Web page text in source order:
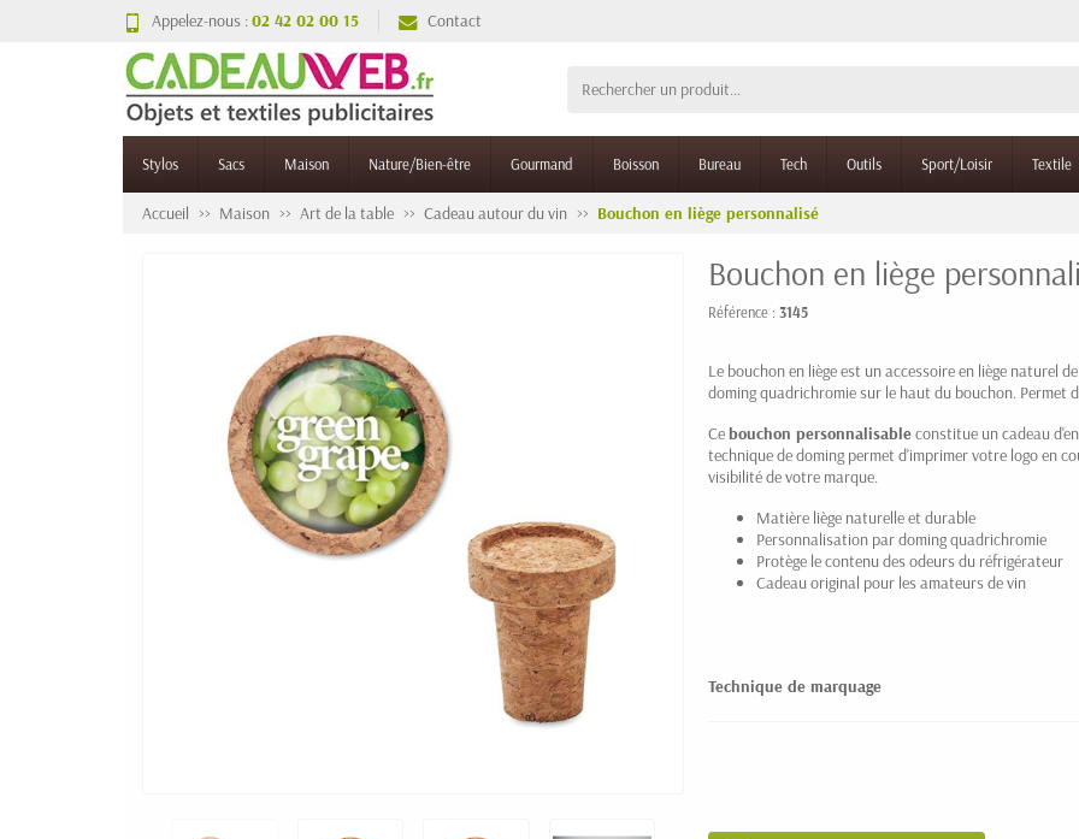
Appelez-nous :02 42 02 00 15 Contact
Stylos Sacs Maison Nature/Bien-être Gourmand Boisson Bureau Tech Outils Sport/Loisir Textile
Accueil Maison Art de la table Cadeau autour du vin Bouchon en liège personnalisé
Bouchon en liège
Référence : 3145
Le bouchon en liège est un accessoire en liège naturel
doming quadrichromie sur le haut du bouchon. Permet
Cebouchon personnalisableconstitue un cadeau
technique de doming permet d'imprimer votre logo en
visibilité de votre marque.
Matière liège naturelle et durable
Personnalisation par doming quadrichromie
Protège le contenu des odeurs du réfrigérateur
Cadeau original pour les amateurs de vin
Technique de marquage